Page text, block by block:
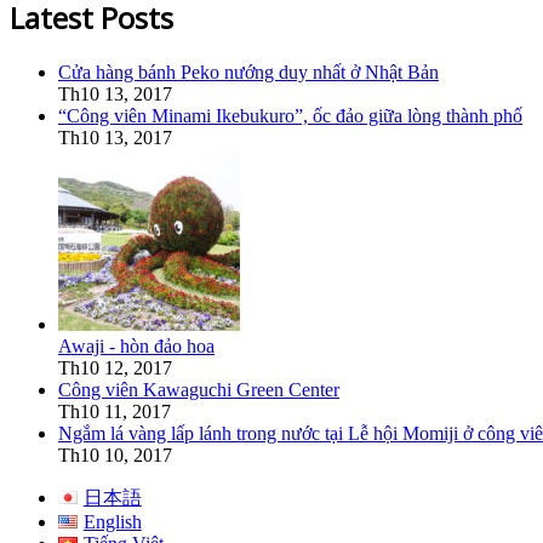
Latest Posts
Cửa hàng bánh Peko nướng duy nhất ở Nhật Bản
Th10 13, 2017
“Công viên Minami Ikebukuro”, ốc đảo giữa lòng thành phố
Th10 13, 2017
Awaji - hòn đảo hoa
Th10 12, 2017
Công viên Kawaguchi Green Center
Th10 11, 2017
Ngắm lá vàng lấp lánh trong nước tại Lễ hội Momiji ở công
Th10 10, 2017
日本語
English